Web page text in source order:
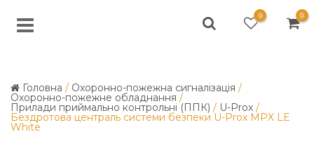
0 0
Головна / Охоронно-пожежна сигналізація /
Охоронно-пожежне обладнання /
Прилади приймально контрольні (ППК) / U-Prox /
Бездротова централь системи безпеки U-Prox MPX LE
White